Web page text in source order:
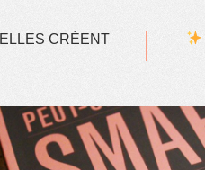
ELLES CRÉENT